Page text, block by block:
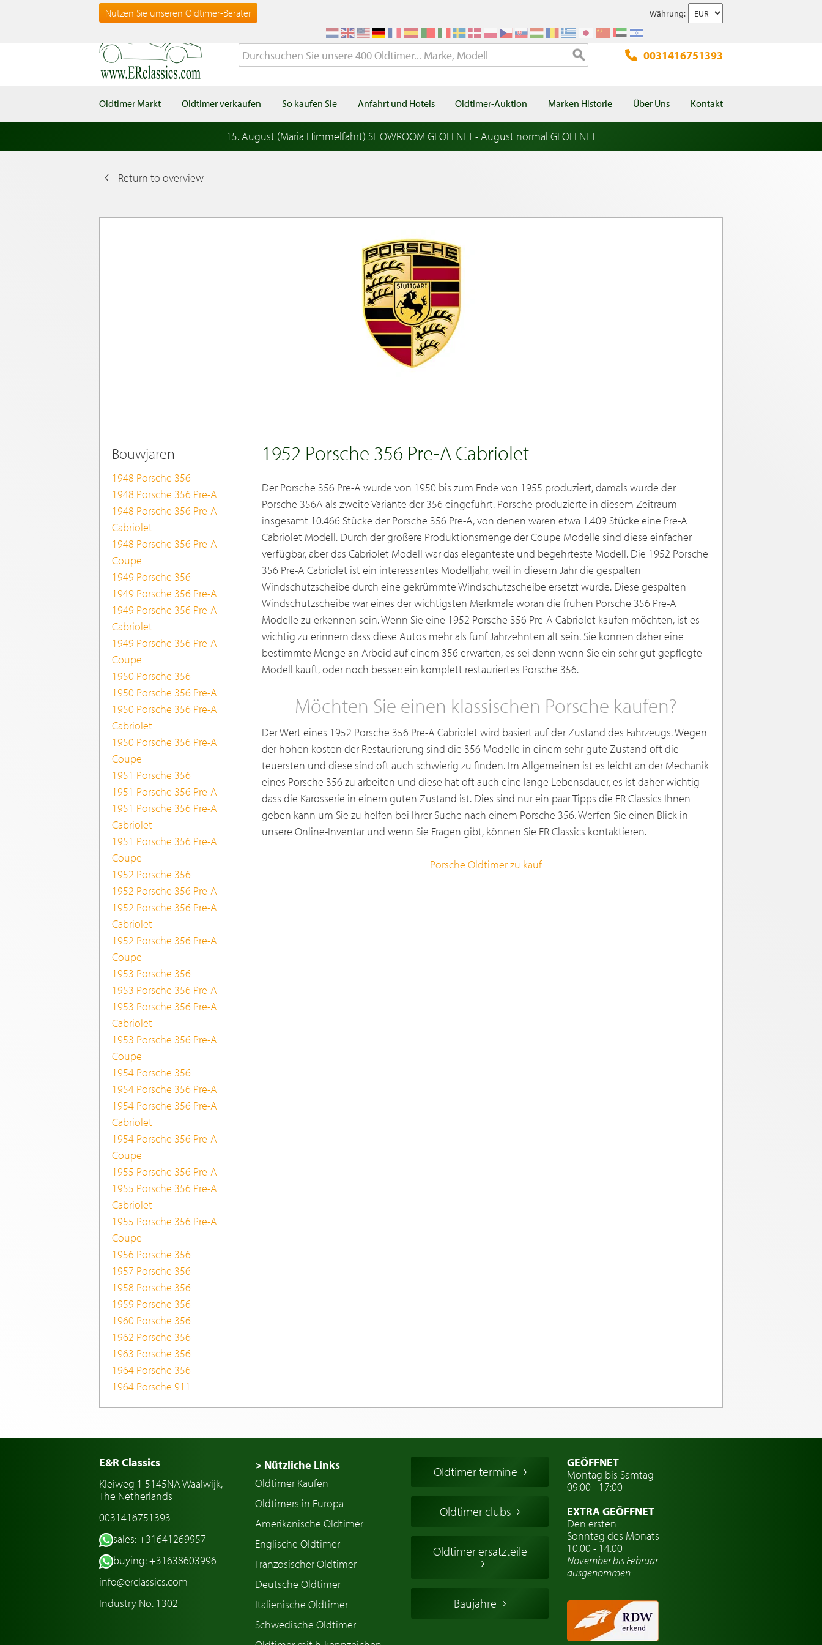
Nutzen Sie unseren Oldtimer-Berater Währung:
0031416751393
Oldtimer Markt Oldtimer verkaufen So kaufen Sie Anfahrt und Hotels Oldtimer-Auktion Marken Historie Über Uns Kontakt
15. August (Maria Himmelfahrt) SHOWROOM GEÖFFNET - August normal GEÖFFNET
Return to overview
Bouwjaren
1948 Porsche 356
1948 Porsche 356 Pre-A
1948 Porsche 356 Pre-A
Cabriolet
1948 Porsche 356 Pre-A
Coupe
1949 Porsche 356
1949 Porsche 356 Pre-A
1949 Porsche 356 Pre-A
Cabriolet
1949 Porsche 356 Pre-A
Coupe
1950 Porsche 356
1950 Porsche 356 Pre-A
1950 Porsche 356 Pre-A
Cabriolet
1950 Porsche 356 Pre-A
Coupe
1951 Porsche 356
1951 Porsche 356 Pre-A
1951 Porsche 356 Pre-A
Cabriolet
1951 Porsche 356 Pre-A
Coupe
1952 Porsche 356
1952 Porsche 356 Pre-A
1952 Porsche 356 Pre-A
Cabriolet
1952 Porsche 356 Pre-A
Coupe
1953 Porsche 356
1953 Porsche 356 Pre-A
1953 Porsche 356 Pre-A
Cabriolet
1953 Porsche 356 Pre-A
Coupe
1954 Porsche 356
1954 Porsche 356 Pre-A
1954 Porsche 356 Pre-A
Cabriolet
1954 Porsche 356 Pre-A
Coupe
1955 Porsche 356 Pre-A
1955 Porsche 356 Pre-A
Cabriolet
1955 Porsche 356 Pre-A
Coupe
1956 Porsche 356
1957 Porsche 356
1958 Porsche 356
1959 Porsche 356
1960 Porsche 356
1962 Porsche 356
1963 Porsche 356
1964 Porsche 356
1964 Porsche 911
1952 Porsche 356 Pre-A Cabriolet
Der Porsche 356 Pre-A wurde von 1950 bis zum Ende von 1955 produziert, damals wurde der
Porsche 356A als zweite Variante der 356 eingeführt. Porsche produzierte in diesem Zeitraum
insgesamt 10.466 Stücke der Porsche 356 Pre-A, von denen waren etwa 1.409 Stücke eine Pre-A
Cabriolet Modell. Durch der größere Produktionsmenge der Coupe Modelle sind diese einfacher
verfügbar, aber das Cabriolet Modell war das eleganteste und begehrteste Modell. Die 1952 Porsche
356 Pre-A Cabriolet ist ein interessantes Modelljahr, weil in diesem Jahr die gespalten
Windschutzscheibe durch eine gekrümmte Windschutzscheibe ersetzt wurde. Diese gespalten
Windschutzscheibe war eines der wichtigsten Merkmale woran die frühen Porsche 356 Pre-A
Modelle zu erkennen sein. Wenn Sie eine 1952 Porsche 356 Pre-A Cabriolet kaufen möchten, ist es
wichtig zu erinnern dass diese Autos mehr als fünf Jahrzehnten alt sein. Sie können daher eine
bestimmte Menge an Arbeid auf einem 356 erwarten, es sei denn wenn Sie ein sehr gut gepflegte
Modell kauft, oder noch besser: ein komplett restauriertes Porsche 356.
Möchten Sie einen klassischen Porsche kaufen?
Der Wert eines 1952 Porsche 356 Pre-A Cabriolet wird basiert auf der Zustand des Fahrzeugs. Wegen
der hohen kosten der Restaurierung sind die 356 Modelle in einem sehr gute Zustand oft die
teuersten und diese sind oft auch schwierig zu finden. Im Allgemeinen ist es leicht an der Mechanik
eines Porsche 356 zu arbeiten und diese hat oft auch eine lange Lebensdauer, es ist daher wichtig
dass die Karosserie in einem guten Zustand ist. Dies sind nur ein paar Tipps die ER Classics Ihnen
geben kann um Sie zu helfen bei Ihrer Suche nach einem Porsche 356. Werfen Sie einen Blick in
unsere Online-Inventar und wenn Sie Fragen gibt, können Sie ER Classics kontaktieren.
Porsche Oldtimer zu kauf
E&R Classics
Kleiweg 1 5145NA Waalwijk,
The Netherlands
0031416751393
sales: +31641269957
buying: +31638603996
info@erclassics.com
Industry No. 1302
> Nützliche Links
Oldtimer Kaufen
Oldtimers in Europa
Amerikanische Oldtimer
Englische Oldtimer
Französischer Oldtimer
Deutsche Oldtimer
Italienische Oldtimer
Schwedische Oldtimer
Oldtimer termine
Oldtimer clubs
Oldtimer ersatzteile
Baujahre
GEÖFFNET
Montag bis Samtag
09:00 - 17:00
EXTRA GEÖFFNET
Den ersten
Sonntag des Monats
10.00 - 14.00
November bis Februar
ausgenommen